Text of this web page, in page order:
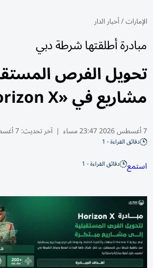
الإمارات/أخبار الدار
مبادرة أطلقتها شرطة دبي
تحويل الفرص
مشاريع في «Horizon X»
7 أغسطس 2026 23:47 مساء | آخر تحديث:7 أغسطس 23:48 2026
دقائق القراءة - 1
استمع دقائق القراءة - 1